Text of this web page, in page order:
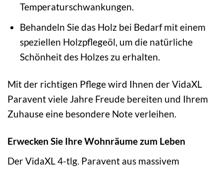
Temperaturschwankungen.
Behandeln Sie das Holz bei Bedarf mit einem
speziellen Holzpflegeöl, um die natürliche
Schönheit des Holzes zu erhalten.
Mit der richtigen Pflege wird Ihnen der VidaXL
Paravent viele Jahre Freude bereiten und Ihrem
Zuhause eine besondere Note verleihen.
Erwecken Sie Ihre Wohnräume zum Leben
Der VidaXL 4-tlg. Paravent aus massivem